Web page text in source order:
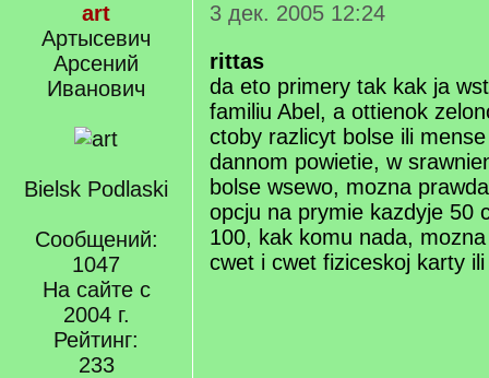
art
Артысевич
Арсений
Иванович
Bielsk Podlaski
Сообщений:
1047
На сайте с
2004 г.
Рейтинг:
233
3 дек. 2005 12:24
rittas
da eto primery tak kak ja
familiu Abel, a ottienok
ctoby razlicyt bolse ili
dannom powietie, w
bolse wsewo, mozna
opcju na prymie kazdyje 50
100, kak komu nada,
cwet i cwet fiziceskoj karty